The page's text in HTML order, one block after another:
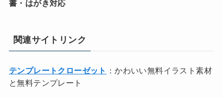
書・はがき対応
関連サイトリンク
テンプレートクローゼット
：かわいい無料イラスト素材
と無料テンプレート